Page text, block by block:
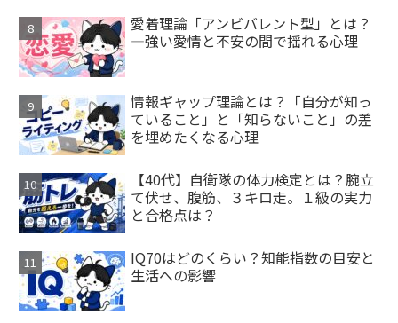
愛着理論「アンビバレント型」とは？
—強い愛情と不安の間で揺れる心理
情報ギャップ理論とは？「自分が知っ
ていること」と「知らないこと」の差
を埋めたくなる心理
【40代】自衛隊の体力検定とは？腕立
て伏せ、腹筋、３キロ走。１級の実力
と合格点は？
IQ70はどのくらい？知能指数の目安と
生活への影響